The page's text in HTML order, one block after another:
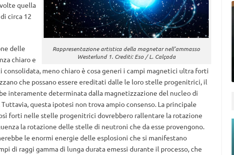
Rappresentazione artistica della magnetar nell’ammasso
Westerlund 1. Crediti: Eso / L. Calçada
quella
circa 12
delle
chiaro e
consolidata, meno chiaro è cosa generi i campi magnetici ultra forti
che possano essere ereditati dalle le loro stelle progenitrici, il
interamente determinata dalla magnetizzazione del nucleo di
questa ipotesi non trova ampio consenso. La principale
forti nelle stelle progenitrici dovrebbero rallentare la rotazione
la rotazione delle stelle di neutroni che da esse provengono.
le enormi energie delle esplosioni che si manifestano
di raggi gamma di lunga durata emessi durante il processo, che